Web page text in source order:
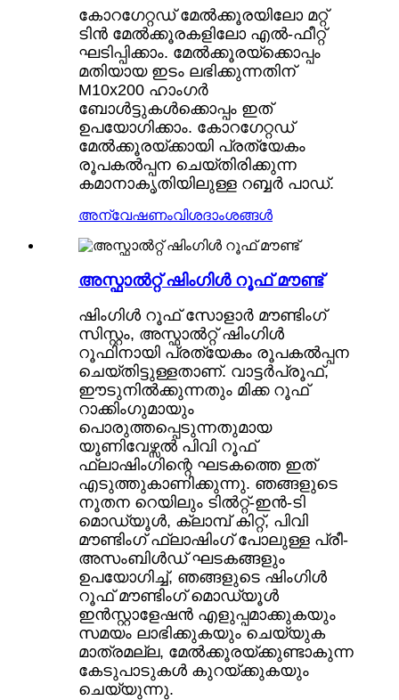
കോറഗേറ്റഡ് മേൽക്കൂരയിലോ മറ്റ്
ടിൻ മേൽക്കൂരകളിലോ എൽ-ഫീറ്റ്
ഘടിപ്പിക്കാം. മേൽക്കൂരയ്‌ക്കൊപ്പം
മതിയായ ഇടം ലഭിക്കുന്നതിന്
M10x200 ഹാംഗർ
ബോൾട്ടുകൾക്കൊപ്പം ഇത്
ഉപയോഗിക്കാം. കോറഗേറ്റഡ്
മേൽക്കൂരയ്‌ക്കായി പ്രത്യേകം
രൂപകൽപ്പന ചെയ്‌തിരിക്കുന്ന
കമാനാകൃതിയിലുള്ള റബ്ബർ പാഡ്.
അന്വേഷണംവിശദാംശങ്ങൾ
അസ്ഫാൽറ്റ് ഷിംഗിൾ റൂഫ് മൗണ്ട്
ഷിംഗിൾ റൂഫ് സോളാർ മൗണ്ടിംഗ്
സിസ്റ്റം, അസ്ഫാൽറ്റ് ഷിംഗിൾ
റൂഫിനായി പ്രത്യേകം രൂപകൽപ്പന
ചെയ്തിട്ടുള്ളതാണ്. വാട്ടർപ്രൂഫ്,
ഈടുനിൽക്കുന്നതും മിക്ക റൂഫ്
റാക്കിംഗുമായും
പൊരുത്തപ്പെടുന്നതുമായ
യൂണിവേഴ്സൽ പിവി റൂഫ്
ഫ്ലാഷിംഗിന്റെ ഘടകത്തെ ഇത്
എടുത്തുകാണിക്കുന്നു. ഞങ്ങളുടെ
നൂതന റെയിലും ടിൽറ്റ്-ഇൻ-ടി
മൊഡ്യൂൾ, ക്ലാമ്പ് കിറ്റ്, പിവി
മൗണ്ടിംഗ് ഫ്ലാഷിംഗ് പോലുള്ള പ്രീ-
അസംബിൾഡ് ഘടകങ്ങളും
ഉപയോഗിച്ച്, ഞങ്ങളുടെ ഷിംഗിൾ
റൂഫ് മൗണ്ടിംഗ് മൊഡ്യൂൾ
ഇൻസ്റ്റാളേഷൻ എളുപ്പമാക്കുകയും
സമയം ലാഭിക്കുകയും ചെയ്യുക
മാത്രമല്ല, മേൽക്കൂരയ്ക്കുണ്ടാകുന്ന
കേടുപാടുകൾ കുറയ്ക്കുകയും
ചെയ്യുന്നു.